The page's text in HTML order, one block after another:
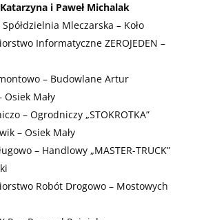
Katarzyna i Paweł Michalak
Mleczarska – Koło
Informatyczne ZEROJEDEN –
– Budowlane Artur
Osiek Mały
– Ogrodniczy „STOKROTKA”
– Osiek Mały
– Handlowy „MASTER-TRUCK”
Robót Drogowo – Mostowych